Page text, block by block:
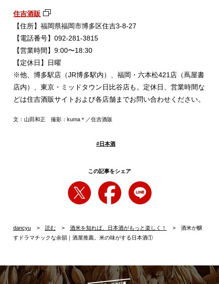
住吉酒販
【住所】福岡県福岡市博多区住吉3-8-27
【電話番号】092-281-3815
【営業時間】9:00〜18:30
【定休日】日曜
※他、博多駅店（JR博多駅内）、福岡・六本松421店（蔦屋書
店内）、東京・ミッドタウン日比谷店も。定休日、営業時間な
どは住吉酒販サイトおよび各店舗までお問い合わせください。
文：山田和正 撮影：kuma＊／住吉酒販
#日本酒
この記事をシェア
dancyu 読む 酒米を知れば、日本酒がもっと楽しく！
酒米が醸
すドラマチックな余韻｜酒屋推薦。米の味がする日本酒①